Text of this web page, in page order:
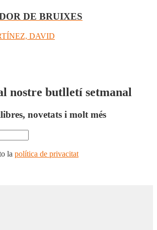
DE BRUIXES
DAVID
nostre butlletí setmanal
novetats i molt més
la política de privacitat